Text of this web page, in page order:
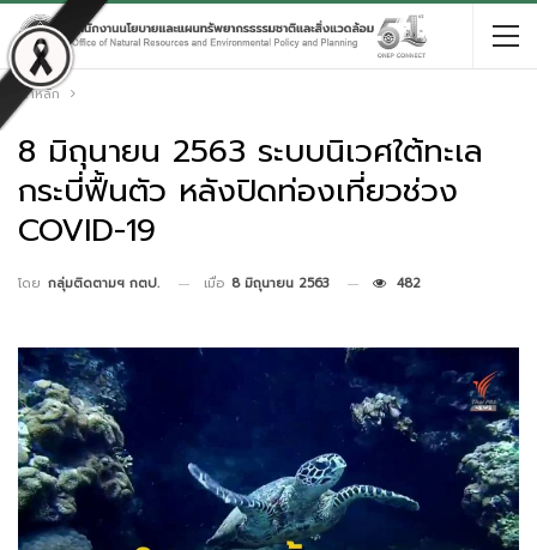
หน้าหลัก
8 มิถุนายน 2563 ระบบนิเวศใต้ทะเล
กระบี่ฟื้นตัว หลังปิดท่องเที่ยวช่วง
COVID-19
โดย กลุ่มติดตามฯ กตป. เมื่อ 8 มิถุนายน 2563 482